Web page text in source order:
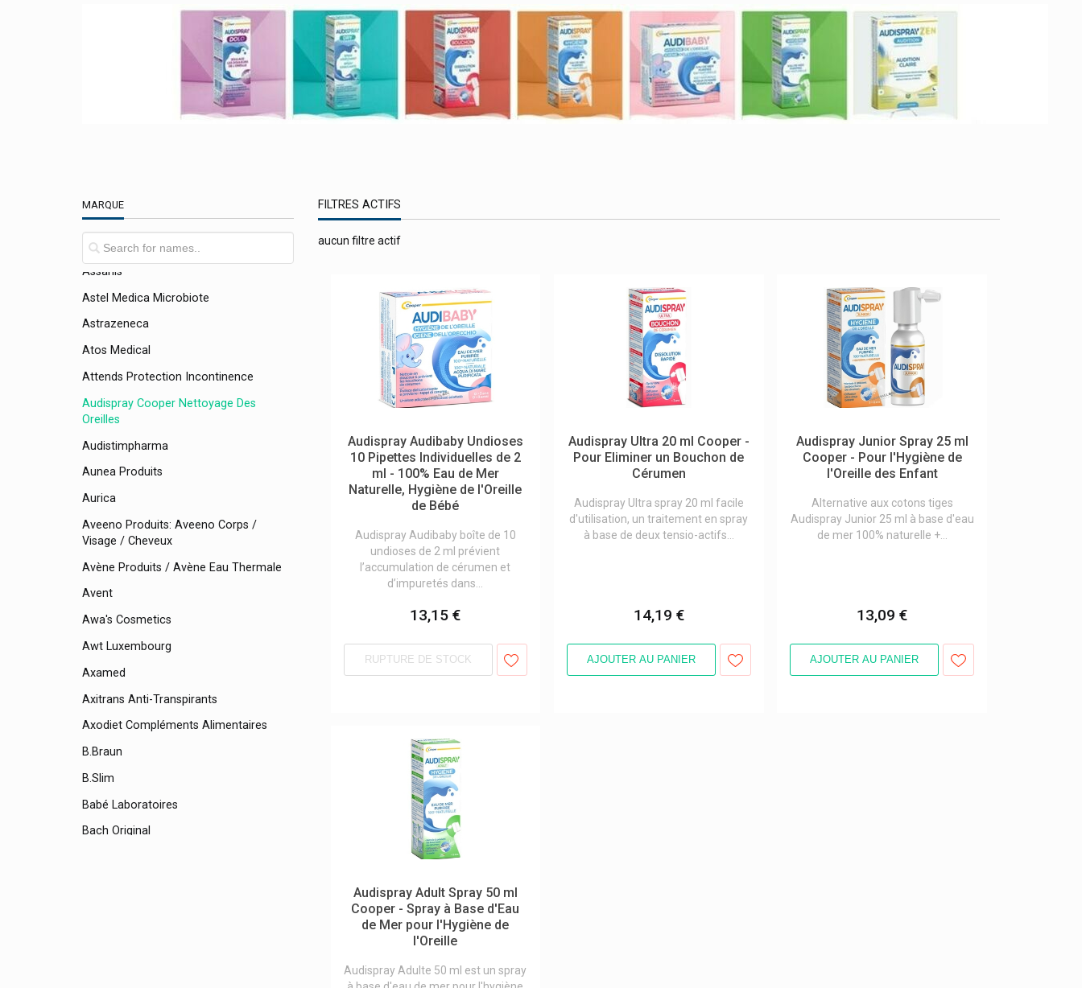
MARQUE
Apothekers Original
Apricot Beauty Patches Et Pads
Ascensia
Asid-Bonz
Assanis
Astel Medica Microbiote
Astrazeneca
Atos Medical
Attends Protection Incontinence
Audispray Cooper Nettoyage Des
Oreilles
Audistimpharma
Aunea Produits
Aurica
Aveeno Produits: Aveeno Corps /
Visage / Cheveux
Avène Produits / Avène Eau Thermale
Avent
Awa's Cosmetics
Awt Luxembourg
Axamed
Axitrans Anti-Transpirants
Axodiet Compléments Alimentaires
B.braun
B.slim
Babé Laboratoires
Bach Original
FILTRES ACTIFS
aucun filtre actif
Audispray Audibaby Undioses
10 Pipettes Individuelles de 2
ml - 100% Eau de Mer
Naturelle, Hygiène de l'Oreille
de Bébé
Audispray Audibaby boîte de 10
undioses de 2 ml prévient
l’accumulation de cérumen et
d’impuretés dans...
13,15 €
RUPTURE DE STOCK
Audispray Ultra 20 ml Cooper -
Pour Eliminer un Bouchon de
Cérumen
Audispray Ultra spray 20 ml facile
d'utilisation, un traitement en spray
à base de deux tensio-actifs...
14,19 €
AJOUTER AU PANIER
Audispray Junior Spray 25 ml
Cooper - Pour l'Hygiène de
l'Oreille des Enfant
Alternative aux cotons tiges
Audispray Junior 25 ml à base d'eau
de mer 100% naturelle +...
13,09 €
AJOUTER AU PANIER
Audispray Adult Spray 50 ml
Cooper - Spray à Base d'Eau
de Mer pour l'Hygiène de
l'Oreille
Audispray Adulte 50 ml est un spray